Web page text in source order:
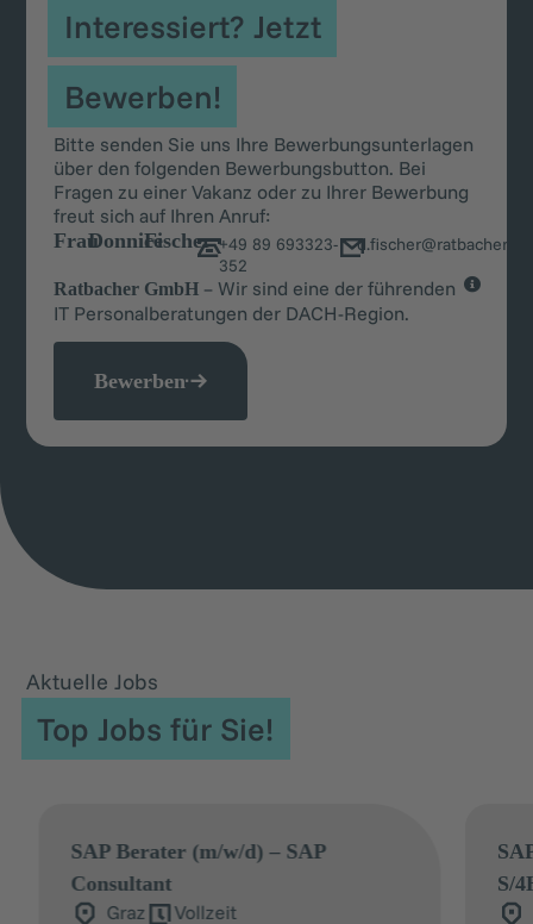
Interessiert? Jetzt
Bewerben!
Bitte senden Sie uns Ihre Bewerbungsunterlagen
über den folgenden Bewerbungsbutton. Bei
Fragen zu einer Vakanz oder zu Ihrer Bewerbung
freut sich auf Ihren Anruf:
FrauDonniceFischer +49 89 693323-
352
Ratbacher GmbH– Wir sind eine der führenden
IT Personalberatungen der DACH-Region.
Bewerben
Aktuelle Jobs
Top Jobs für Sie!
SAP Retail Berater (m/w/d) – SAP
S/4HANA Retail & CAR Consultant
Salzburg